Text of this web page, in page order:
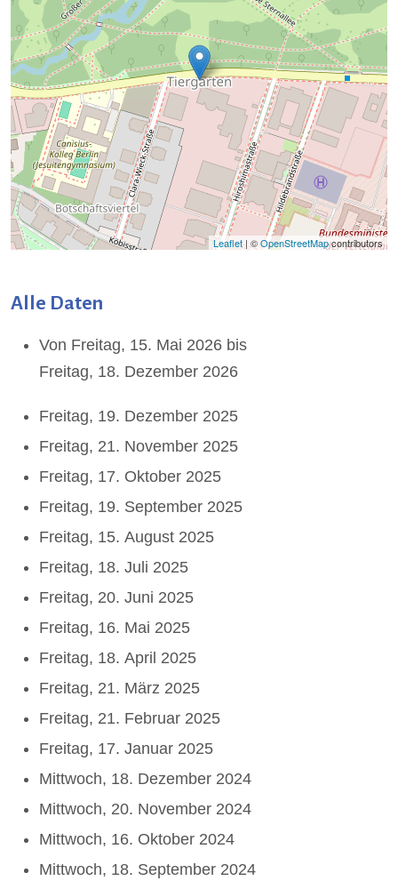
Leaflet| ©OpenStreetMapcontributors
Alle Daten
Von Freitag, 15. Mai 2026 bis
Freitag, 18. Dezember 2026
Freitag, 19. Dezember 2025
Freitag, 21. November 2025
Freitag, 17. Oktober 2025
Freitag, 19. September 2025
Freitag, 15. August 2025
Freitag, 18. Juli 2025
Freitag, 20. Juni 2025
Freitag, 16. Mai 2025
Freitag, 18. April 2025
Freitag, 21. März 2025
Freitag, 21. Februar 2025
Freitag, 17. Januar 2025
Mittwoch, 18. Dezember 2024
Mittwoch, 20. November 2024
Mittwoch, 16. Oktober 2024
Mittwoch, 18. September 2024